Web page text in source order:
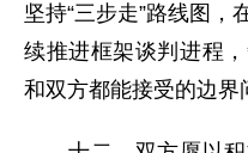
坚持“三步走”路线图，
续推进框架谈判进程
和双方都能接受的边界